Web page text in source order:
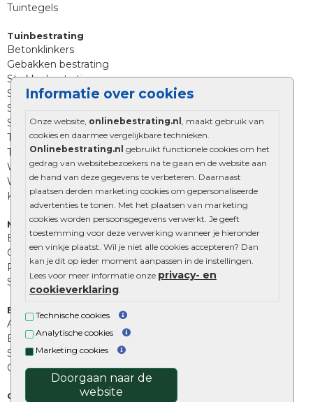
Informatie over cookies
Onze website, onlinebestrating.nl , maakt gebruik van
cookies en daarmee vergelijkbare technieken.
Onlinebestrating.nl gebruikt functionele cookies om het
gedrag van websitebezoekers na te gaan en de website aan
de hand van deze gegevens te verbeteren. Daarnaast
plaatsen derden marketing cookies om gepersonaliseerde
advertenties te tonen. Met het plaatsen van marketing
cookies worden persoonsgegevens verwerkt. Je geeft
toestemming voor deze verwerking wanneer je hieronder
een vinkje plaatst. Wil je niet alle cookies accepteren? Dan
kan je dit op ieder moment aanpassen in de instellingen.
Lees voor meer informatie onze privacy- en
cookieverklaring
Technische cookies
Analytische cookies
Marketing cookies
Doorgaan naar de
website
Tuintegels
Tuinbestrating
Betonklinkers
Gebakken bestrating
Strakke bestrating
Sierbestrating
Straatklinkers
Straatstenen
Trommelstenen
Tuinstenen
Waalformaat
Wildverband bestrating
Kingstones
Muurelementen
Betonbielzen
Opsluitbanden
Palissades
Stapelblokken
Extra benodigdheden
Afwatering en diversen
Beplantings en betonelementen
Split, grind en zand
Oprit tegels
Overig